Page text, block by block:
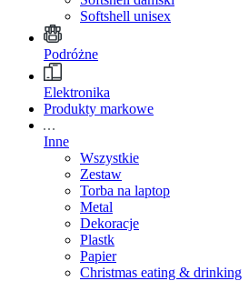
Softshell unisex
Podróżne
Elektronika
Produkty markowe
Inne
Wszystkie
Zestaw
Torba na laptop
Metal
Dekoracje
Plastk
Papier
Christmas eating & drinking